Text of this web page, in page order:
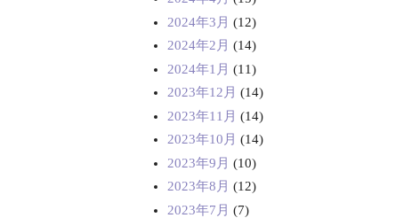
2024年3月 (12)
2024年2月 (14)
2024年1月 (11)
2023年12月 (14)
2023年11月 (14)
2023年10月 (14)
2023年9月 (10)
2023年8月 (12)
2023年7月 (7)